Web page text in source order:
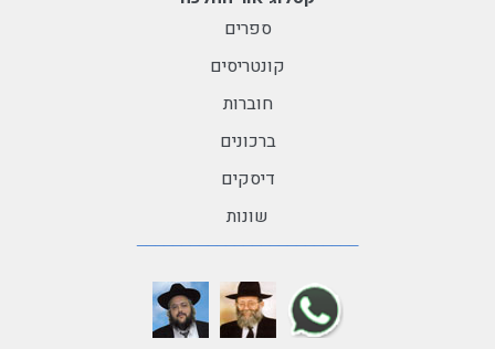
ספרים
קונטריסים
חוברות
ברכונים
דיסקים
שונות